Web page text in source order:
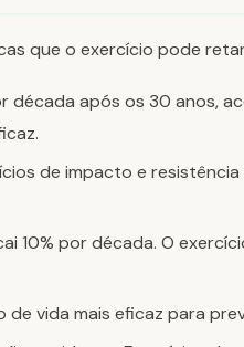
que o exercício pode
década após os 30 anos,
de impacto e resistência
10% por década. O
vida mais eficaz para